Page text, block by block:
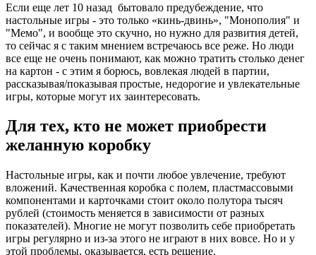
Если еще лет 10 назад бытовало предубеждение, что
настольные игры - это только «кинь-двинь», "Монополия" и
"Мемо", и вообще это скучно, но нужно для развития детей,
то сейчас я с таким мнением встречаюсь все реже. Но люди
все еще не очень понимают, как можно тратить столько денег
на картон - с этим я борюсь, вовлекая людей в партии,
рассказывая/показывая простые, недорогие и увлекательные
игры, которые могут их заинтересовать.
Для тех, кто не может приобрести
желанную коробку
Настольные игры, как и почти любое увлечение, требуют
вложений. Качественная коробка с полем, пластмассовыми
компонентами и карточками стоит около полутора тысяч
рублей (стоимость меняется в зависимости от разных
показателей). Многие не могут позволить себе приобретать
игры регулярно и из-за этого не играют в них вовсе. Но и у
этой проблемы, оказывается, есть решение.